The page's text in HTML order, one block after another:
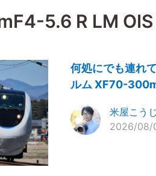
5.6 R LM OIS
何処にでも連れ
ルム XF70-
米屋こうじ
2026/08/